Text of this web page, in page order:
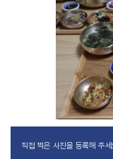
직접 찍은 사진을 등록해 주세